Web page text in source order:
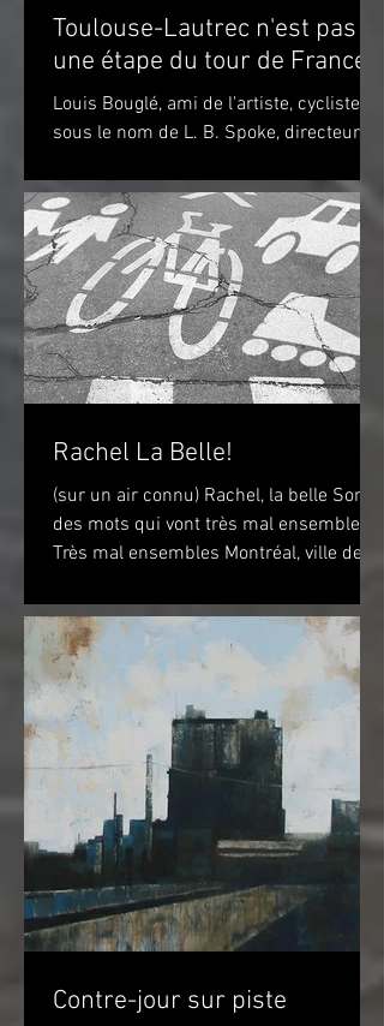
Toulouse-Lautrec n'est pas
une étape du tour de France!
Louis Bouglé, ami de l'artiste, cycliste
sous le nom de L. B. Spoke, directeur de
Lautrec 1898 (huile...
Rachel La Belle!
(sur un air connu) Rachel, la belle Sont
des mots qui vont très mal ensembles
Très mal ensembles Montréal, ville de
Contre-jour sur piste